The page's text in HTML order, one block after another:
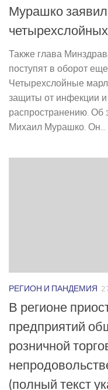
Мурашко
Также глава
поступят в оборот
Четырехслойные
защиты от инфекции
распространению. Об
Михаил Мурашко. Он...
РЕГИОН И ПАНДЕМИЯ
В регионе
предприятий
розничной
(полный текст